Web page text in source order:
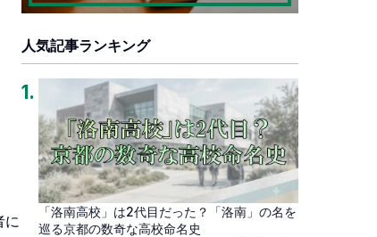
に
人気記事ランキング
1.
「洛南高校」は2代目だった？「洛南」の名を
巡る京都の数奇な高校命名史